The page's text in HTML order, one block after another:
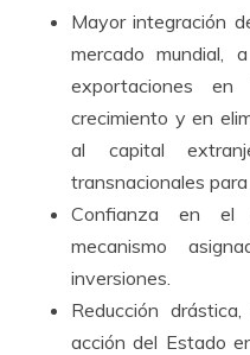
Mayor integración
mercado mundial,
exportaciones
crecimiento y en
al capital
transnacionales para
Confianza en el
mecanismo
inversiones.
Reducción
acción del Estado